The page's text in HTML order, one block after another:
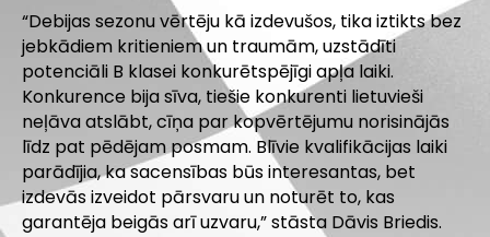
“Debijas sezonu vērtēju kā izdevušos, tika iztikts bez
jebkādiem kritieniem un traumām, uzstādīti
potenciāli B klasei konkurētspējīgi apļa laiki.
Konkurence bija sīva, tiešie konkurenti lietuvieši
neļāva atslābt, cīņa par kopvērtējumu norisinājās
līdz pat pēdējam posmam. Blīvie kvalifikācijas laiki
parādījia, ka sacensības būs interesantas, bet
izdevās izveidot pārsvaru un noturēt to, kas
garantēja beigās arī uzvaru,” stāsta Dāvis Briedis.